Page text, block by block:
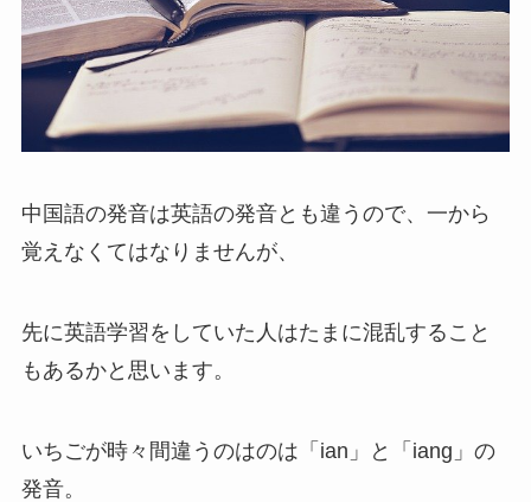
中国語の発音は英語の発音とも違うので、一から
覚えなくてはなりませんが、
先に英語学習をしていた人はたまに混乱すること
もあるかと思います。
いちごが時々間違うのはのは「ian」と「iang」の
発音。